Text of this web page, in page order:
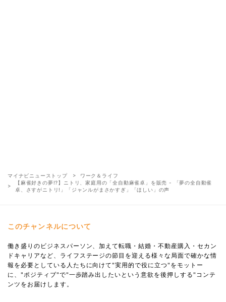
マイナビニューストップ
ワーク＆ライフ
【麻雀好きの夢!?】ニトリ、家庭用の「全自動麻雀卓」を販売 - 「夢の全自動雀
卓、さすがニトリ!」「ジャンルがまさかすぎ」「ほしい」の声
このチャンネルについて
働き盛りのビジネスパーソン、加えて転職・結婚・不動産購入・セカン
ドキャリアなど、ライフステージの節目を迎える様々な局面で確かな情
報を必要としている人たちに向けて"実用的で役に立つ"をモットー
に、"ポジティブ"で"一歩踏み出したいという意欲を後押しする"コンテ
ンツをお届けします。